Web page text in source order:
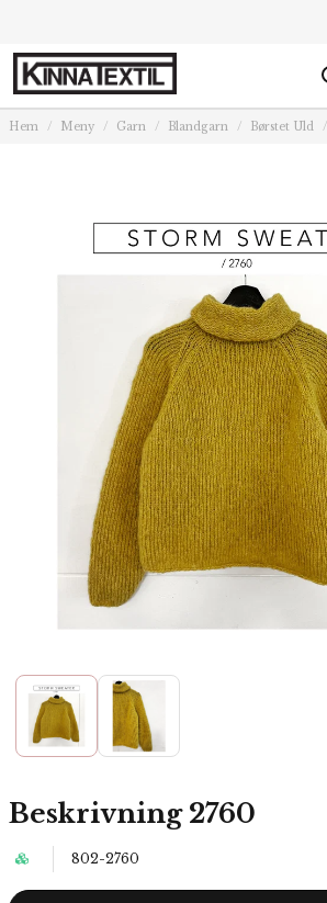
Hem Meny Garn Blandgarn Børstet Uld
Beskrivning 2760
802-2760